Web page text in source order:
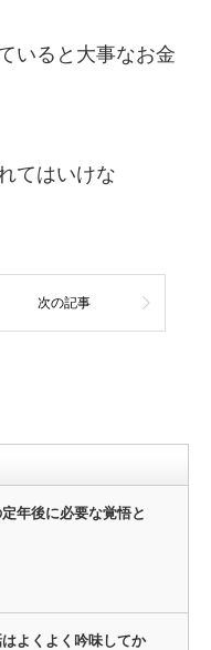
いると大事なお金
てはいけな
次の記事
年後に必要な覚悟と
よくよく吟味してか